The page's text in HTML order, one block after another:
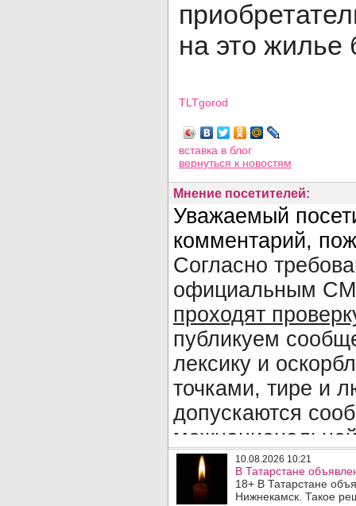
на это жилье
TLTgorod
вставка в блог
вернуться к новостям
Мнение посетителей:
10.08.2026 10:21
В Татарстане
18+ В Татарстане
Нижнекамск. Такое